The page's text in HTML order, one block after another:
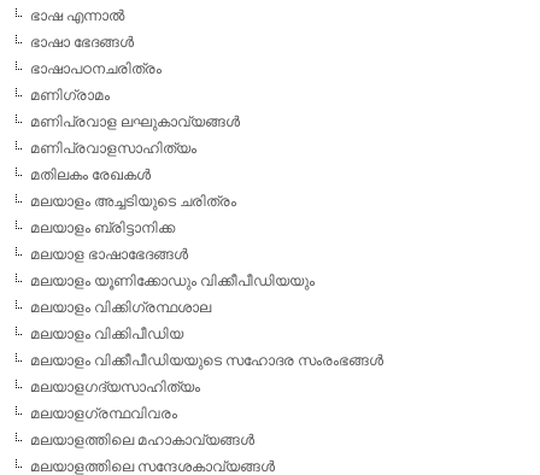
ഭാഷ എന്നാല്‍
ഭാഷാ ഭേദങ്ങള്‍
ഭാഷാപഠനചരിത്രം
മണിഗ്രാമം
മണിപ്രവാള ലഘുകാവ്യങ്ങള്‍
മണിപ്രവാളസാഹിത്യം
മതിലകം രേഖകള്‍
മലയാളം അച്ചടിയുടെ ചരിത്രം
മലയാളം ബ്രിട്ടാനിക്ക
മലയാള ഭാഷാഭേദങ്ങള്‍
മലയാളം യൂണിക്കോഡും വിക്കീപീഡിയയും
മലയാളം വിക്കിഗ്രന്ഥശാല
മലയാളം വിക്കിപീഡിയ
മലയാളം വിക്കീപീഡിയയുടെ സഹോദര സംരംഭങ്ങള്‍
മലയാളഗദ്യസാഹിത്യം
മലയാളഗ്രന്ഥവിവരം
മലയാളത്തിലെ മഹാകാവ്യങ്ങള്‍
മലയാളത്തിലെ സന്ദേശകാവ്യങ്ങള്‍